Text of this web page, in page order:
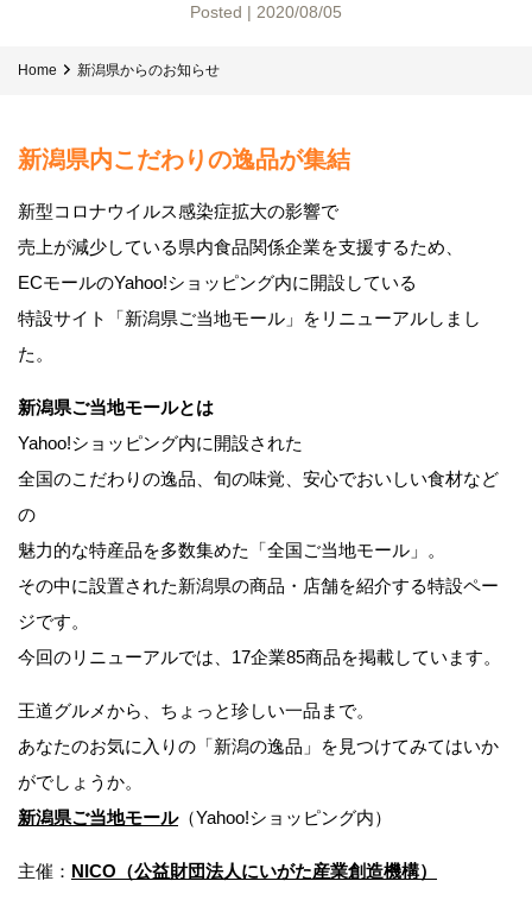
Posted | 2020/08/05
Home 新潟県からのお知らせ
新潟県内こだわりの逸品が集結
新型コロナウイルス感染症拡大の影響で
売上が減少している県内食品関係企業を支援するため、
ECモールのYahoo!ショッピング内に開設している
特設サイト「新潟県ご当地モール」をリニューアルしまし
た。
新潟県ご当地モールとは
Yahoo!ショッピング内に開設された
全国のこだわりの逸品、旬の味覚、安心でおいしい食材など
の
魅力的な特産品を多数集めた「全国ご当地モール」。
その中に設置された新潟県の商品・店舗を紹介する特設ペー
ジです。
今回のリニューアルでは、17企業85商品を掲載しています。
王道グルメから、ちょっと珍しい一品まで。
あなたのお気に入りの「新潟の逸品」を見つけてみてはいか
がでしょうか。
新潟県ご当地モール（Yahoo!ショッピング内）
主催： NICO（公益財団法人にいがた産業創造機構）